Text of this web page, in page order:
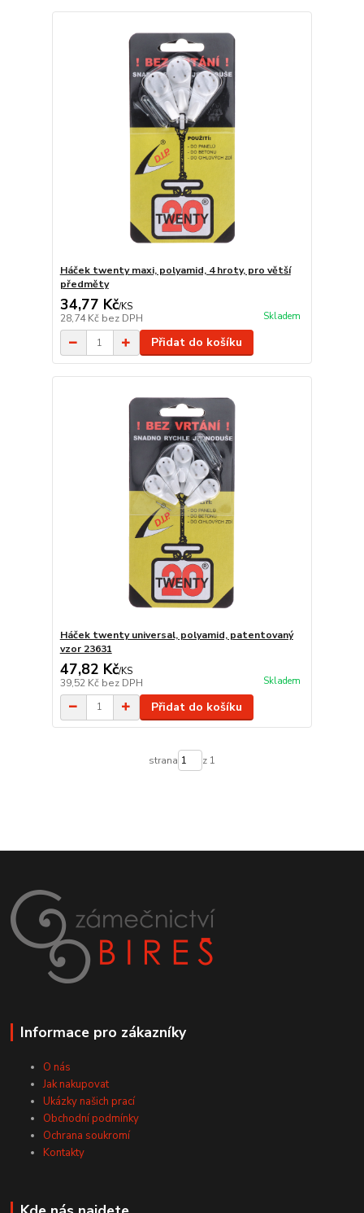
Háček twenty maxi, polyamid, 4 hroty, pro větší
předměty
34,77 Kč/KS
28,74 Kč bez DPH Skladem
Přidat do košíku
Háček twenty universal, polyamid, patentovaný
vzor 23631
47,82 Kč/KS
39,52 Kč bez DPH Skladem
Přidat do košíku
strana z 1
Informace pro zákazníky
O nás
Jak nakupovat
Ukázky našich prací
Obchodní podmínky
Ochrana soukromí
Kontakty